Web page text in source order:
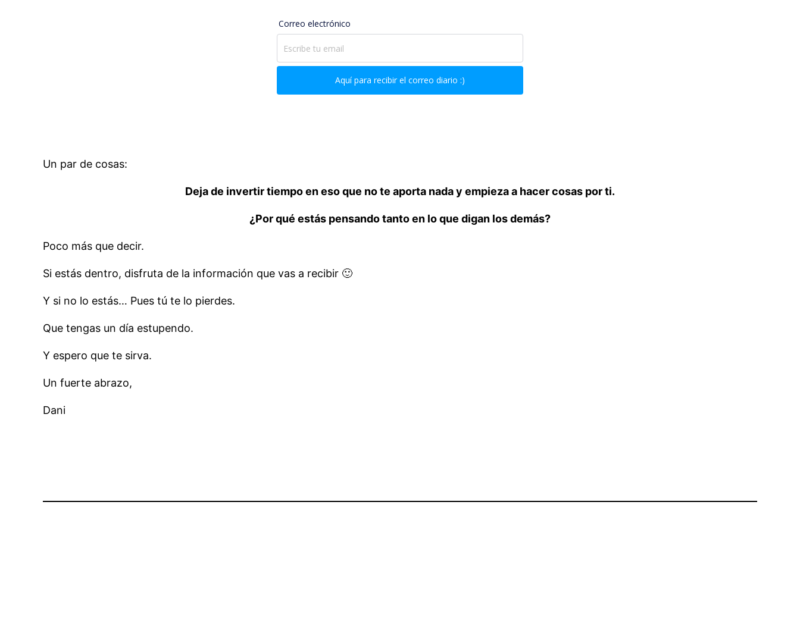
Un par de cosas:
Deja de invertir tiempo en eso que no te aporta nada y empieza a hacer cosas por ti.
¿Por qué estás pensando tanto en lo que digan los demás?
Poco más que decir.
Si estás dentro, disfruta de la información que vas a recibir 🙂
Y si no lo estás… Pues tú te lo pierdes.
Que tengas un día estupendo.
Y espero que te sirva.
Un fuerte abrazo,
Dani